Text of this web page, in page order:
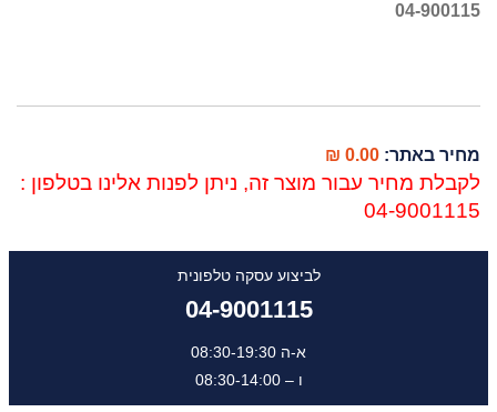
04-900115
מחיר באתר:0.00 ₪
לקבלת מחיר עבור מוצר זה, ניתן לפנות אלינו בטלפון :
04-9001115
לביצוע עסקה טלפונית
04-9001115
א-ה 08:30-19:30
ו – 08:30-14:00